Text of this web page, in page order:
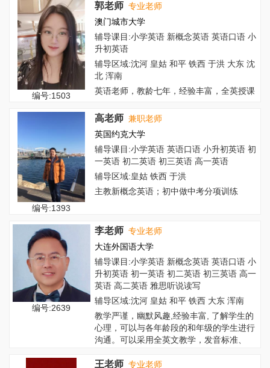
编号:1503
郭老师 专业老师
澳门城市大学
辅导课目:小学英语 新概念英语 英语口语 小
升初英语
辅导区域:沈河 皇姑 和平 铁西 于洪 大东 沈
北 浑南
英语老师，教龄七年，经验丰富，全英授课
编号:1393
高老师 兼职老师
英国约克大学
辅导课目:小学英语 英语口语 小升初英语 初
一英语 初二英语 初三英语 高一英语
辅导区域:皇姑 铁西 于洪
主教新概念英语；初中做中考分项训练
编号:2639
李老师 专业老师
大连外国语大学
辅导课目:小学英语 新概念英语 英语口语 小
升初英语 初一英语 初二英语 初三英语 高一
英语 高二英语 雅思听说读写
辅导区域:沈河 皇姑 和平 铁西 大东 浑南
教学严谨，幽默风趣,经验丰富, 了解学生的
心理，可以与各年龄段的和年级的学生进行
沟通。可以采用全英文教学，发音标准、
王老师 专业老师